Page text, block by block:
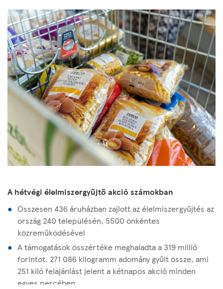
A hétvégi élelmiszergyűjtő akció számokban
Összesen 436 áruházban zajlott az élelmiszergyűjtés az
ország 240 településén, 5500 önkéntes
közreműködésével
A támogatások összértéke meghaladta a 319 millió
forintot. 271 086 kilogramm adomány gyűlt össze, ami
251 kiló felajánlást jelent a kétnapos akció minden
egyes percében.